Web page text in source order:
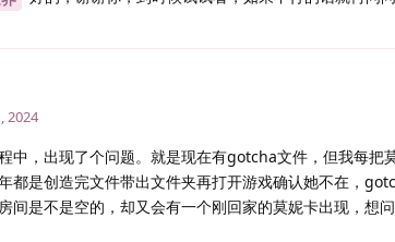
2024
中，出现了个问题。就是现在有gotcha文件，但我每把
都是创造完文件带出文件夹再打开游戏确认她不在，
间是不是空的，却又会有一个刚回家的莫妮卡出现，想